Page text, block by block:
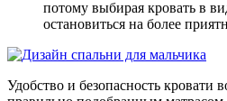
потому выбирая кровать в
остановиться на более
Удобство и безопасность кровати